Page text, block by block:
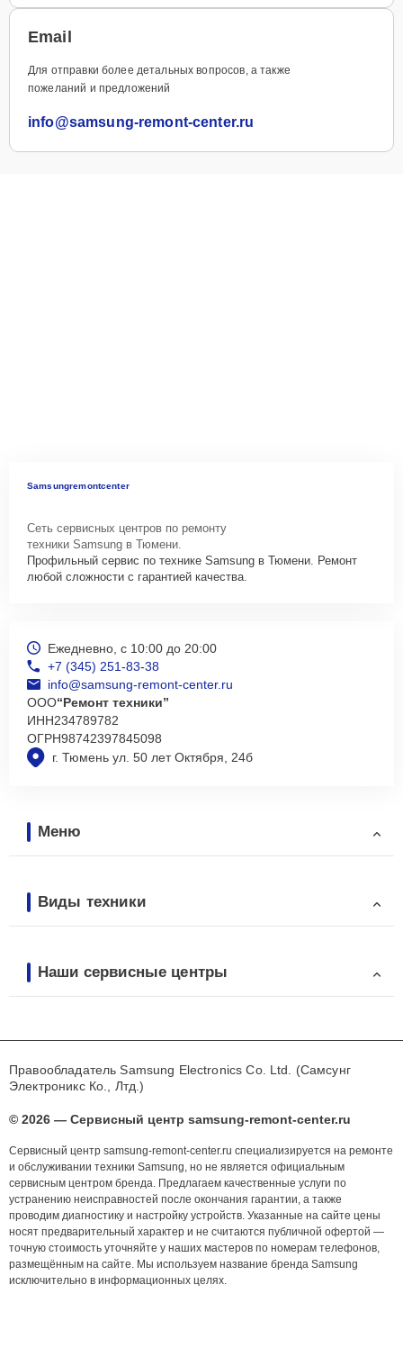
Email
Для отправки более детальных вопросов, а также
пожеланий и предложений
info@samsung-remont-center.ru
Samsungremontcenter
Сеть сервисных центров по ремонту
техники Samsung в Тюмени.
Профильный сервис по технике Samsung в Тюмени. Ремонт
любой сложности с гарантией качества.
г. Тюмень ул. 50 лет Октября, 24б
Ежедневно, с 10:00 до 20:00
+7 (345) 251-83-38
info@samsung-remont-center.ru
ООО“Ремонт техники”
ИНН234789782
ОГРН98742397845098
Меню
Виды техники
Наши сервисные центры
Правообладатель Samsung Electronics Co. Ltd. (Самсунг
Электроникс Ко., Лтд.)
© 2026 — Сервисный центр samsung-remont-center.ru
Сервисный центр samsung-remont-center.ru специализируется на ремонте
и обслуживании техники Samsung, но не является официальным
сервисным центром бренда. Предлагаем качественные услуги по
устранению неисправностей после окончания гарантии, а также
проводим диагностику и настройку устройств. Указанные на сайте цены
носят предварительный характер и не считаются публичной офертой —
точную стоимость уточняйте у наших мастеров по номерам телефонов,
размещённым на сайте. Мы используем название бренда Samsung
исключительно в информационных целях.